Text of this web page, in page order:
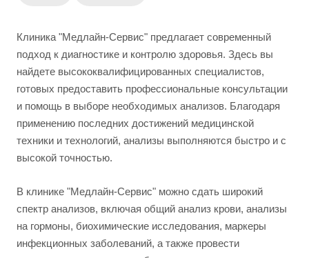
Клиника "Медлайн-Сервис" предлагает современный
подход к диагностике и контролю здоровья. Здесь вы
найдете высококвалифицированных специалистов,
готовых предоставить профессиональные консультации
и помощь в выборе необходимых анализов. Благодаря
применению последних достижений медицинской
техники и технологий, анализы выполняются быстро и с
высокой точностью.
В клинике "Медлайн-Сервис" можно сдать широкий
спектр анализов, включая общий анализ крови, анализы
на гормоны, биохимические исследования, маркеры
инфекционных заболеваний, а также провести